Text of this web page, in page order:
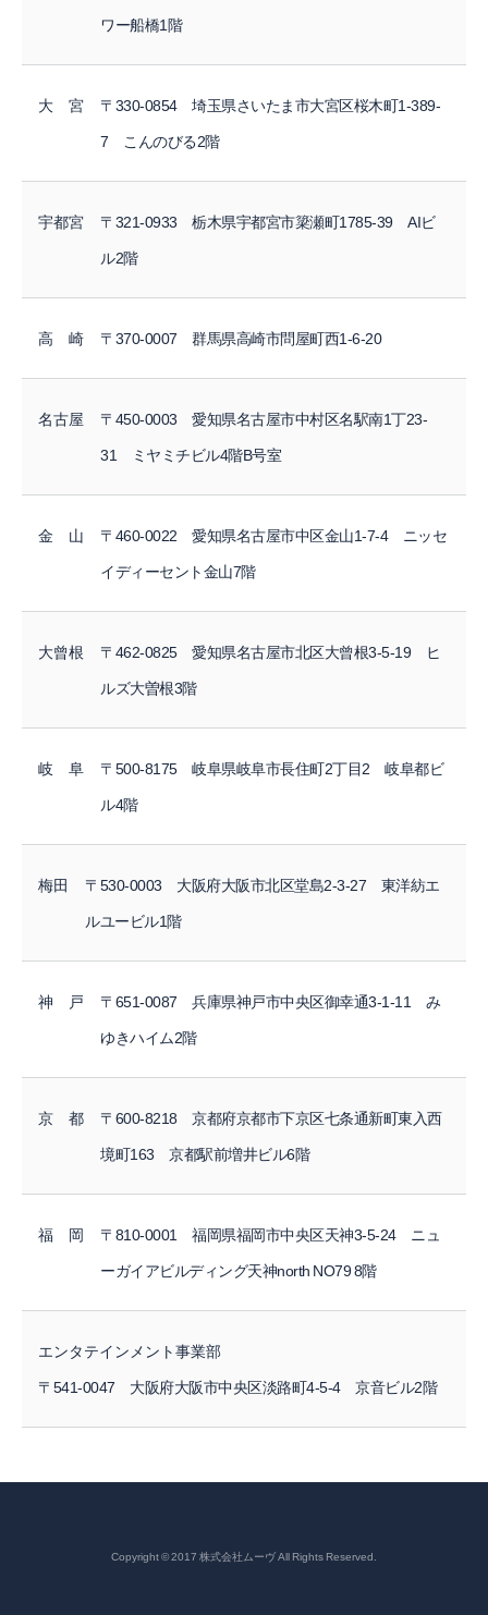
ワー船橋1階
大 宮
〒330-0854 埼玉県さいたま市大宮区桜木町1-389-
7 こんのびる2階
宇都宮
〒321-0933 栃木県宇都宮市簗瀬町1785-39 AIビ
ル2階
高 崎 〒370-0007 群馬県高崎市問屋町西1-6-20
名古屋
〒450-0003 愛知県名古屋市中村区名駅南1丁23-
31 ミヤミチビル4階B号室
金 山
〒460-0022 愛知県名古屋市中区金山1-7-4 ニッセ
イディーセント金山7階
大曾根
〒462-0825 愛知県名古屋市北区大曾根3-5-19 ヒ
ルズ大曽根3階
岐 阜
〒500-8175 岐阜県岐阜市長住町2丁目2 岐阜都ビ
ル4階
梅田
〒530-0003 大阪府大阪市北区堂島2-3-27 東洋紡エ
ルユービル1階
神 戸
〒651-0087 兵庫県神戸市中央区御幸通3-1-11 み
ゆきハイム2階
京 都
〒600-8218 京都府京都市下京区七条通新町東入西
境町163 京都駅前増井ビル6階
福 岡
〒810-0001 福岡県福岡市中央区天神3-5-24 ニュ
ーガイアビルディング天神north NO79 8階
エンタテインメント事業部
〒541-0047 大阪府大阪市中央区淡路町4-5-4 京音ビル2階
Copyright © 2017 株式会社ムーヴ All Rights Reserved.